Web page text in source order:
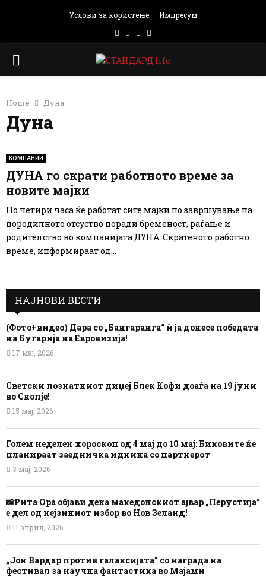
Услови за користење Импресум
Facebook
Instagram
Email
PRIMARY
Home Дуна
Дуна
КОМПАНИИ
ДУНА го скрати работното време за
новите мајки
По четири часа ќе работат сите мајки по завршување на
породилното отсуство поради бременост, раѓање и
родителство во компанијата ДУНА. Скратеното работно
време, информираат од...
НАЈНОВИ ВЕСТИ
(Фото+видео) Дара со „Бангаранга“ ѝ ја донесе победата
на Бугарија на Евровизија!
17 мај, 2026
Светски познатниот диџеј Блек Кофи доаѓа на 19 јуни
во Скопје!
15 мај, 2026
Голем неделен хороскоп од 4 мај до 10 мај: Биковите ќе
планираат заедничка иднина со партнерот
3 мај, 2026
📸Рита Ора објави дека македонскиот ајвар „Перустија“
е дел од нејзиниот избор во Нов Зеланд!
11 април, 2026
„Јон Вардар против галаксијата” со награда на
фестивал за научна фантастика во Мајами